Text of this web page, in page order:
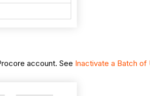
account. See Inactivate a Batch